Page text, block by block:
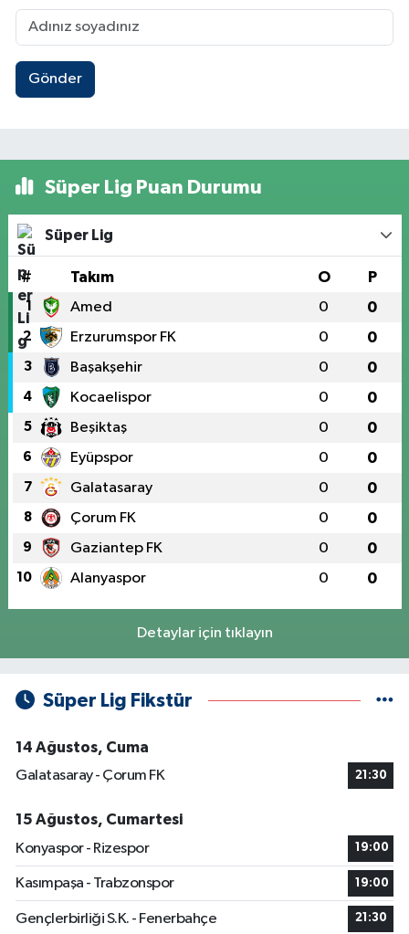
Gönder
Süper Lig Puan Durumu
Süper Lig
# Takım O P
1 Amed 0 0
2 Erzurumspor FK 0 0
3 Başakşehir 0 0
4 Kocaelispor 0 0
5 Beşiktaş 0 0
6 Eyüpspor 0 0
7 Galatasaray 0 0
8 Çorum FK 0 0
9 Gaziantep FK 0 0
10 Alanyaspor 0 0
Detaylar için tıklayın
Süper Lig Fikstür
14 Ağustos, Cuma
Galatasaray - Çorum FK
21:30
15 Ağustos, Cumartesi
Konyaspor - Rizespor
19:00
Kasımpaşa - Trabzonspor 19:00
Gençlerbirliği S.K. - Fenerbahçe 21:30